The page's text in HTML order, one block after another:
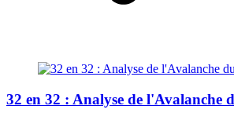
32 en 32 : Analyse de l'Avalanche